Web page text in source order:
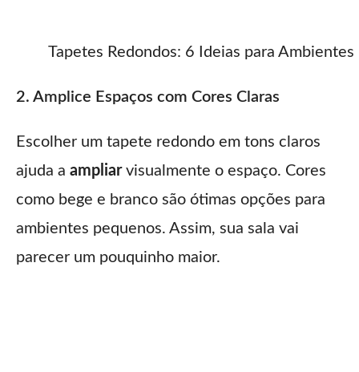
Tapetes Redondos: 6 Ideias para
2. Amplice Espaços com Cores Claras
Escolher um tapete redondo em tons claros
ajuda a ampliarvisualmente o espaço. Cores
como bege e branco são ótimas opções para
ambientes pequenos. Assim, sua sala vai
parecer um pouquinho maior.